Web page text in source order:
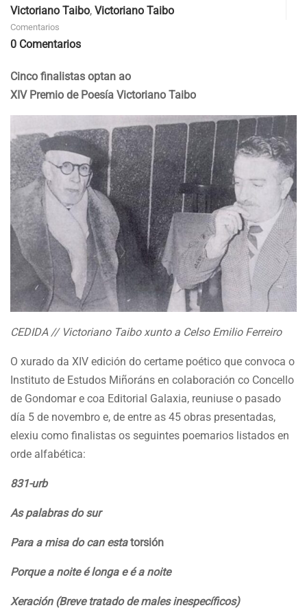
Victoriano Taibo, Victoriano Taibo
Comentarios
0 Comentarios
Cinco finalistas optan ao
XIV Premio de Poesía Victoriano Taibo
CEDIDA // Victoriano Taibo xunto a Celso Emilio Ferreiro
O xurado da XIV edición do certame poético que convoca o
Instituto de Estudos Miñoráns en colaboración co Concello
de Gondomar e coa Editorial Galaxia, reuniuse o pasado
día 5 de novembro e, de entre as 45 obras presentadas,
elexiu como finalistas os seguintes poemarios listados en
orde alfabética:
831-urb
As palabras do sur
Para a misa do can estatorsión
Porque a noite é longa e é a noite
Xeración (Breve tratado de males inespecíficos)